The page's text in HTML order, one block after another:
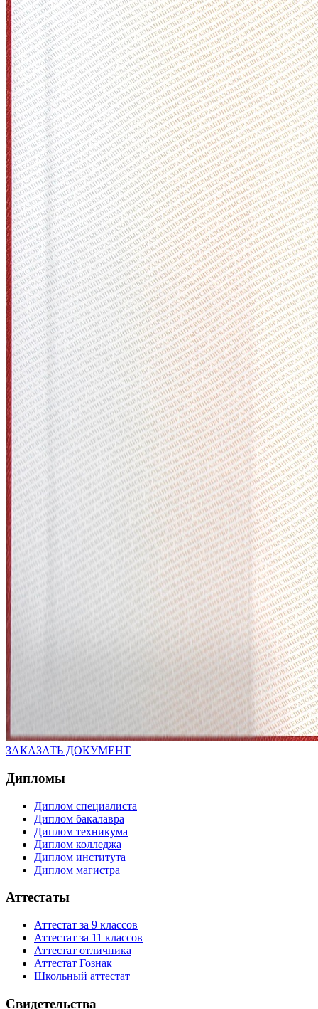
ЗАКАЗАТЬ ДОКУМЕНТ
Дипломы
Диплом специалиста
Диплом бакалавра
Диплом техникума
Диплом колледжа
Диплом института
Диплом магистра
Аттестаты
Аттестат за 9 классов
Аттестат за 11 классов
Аттестат отличника
Аттестат Гознак
Школьный аттестат
Свидетельства